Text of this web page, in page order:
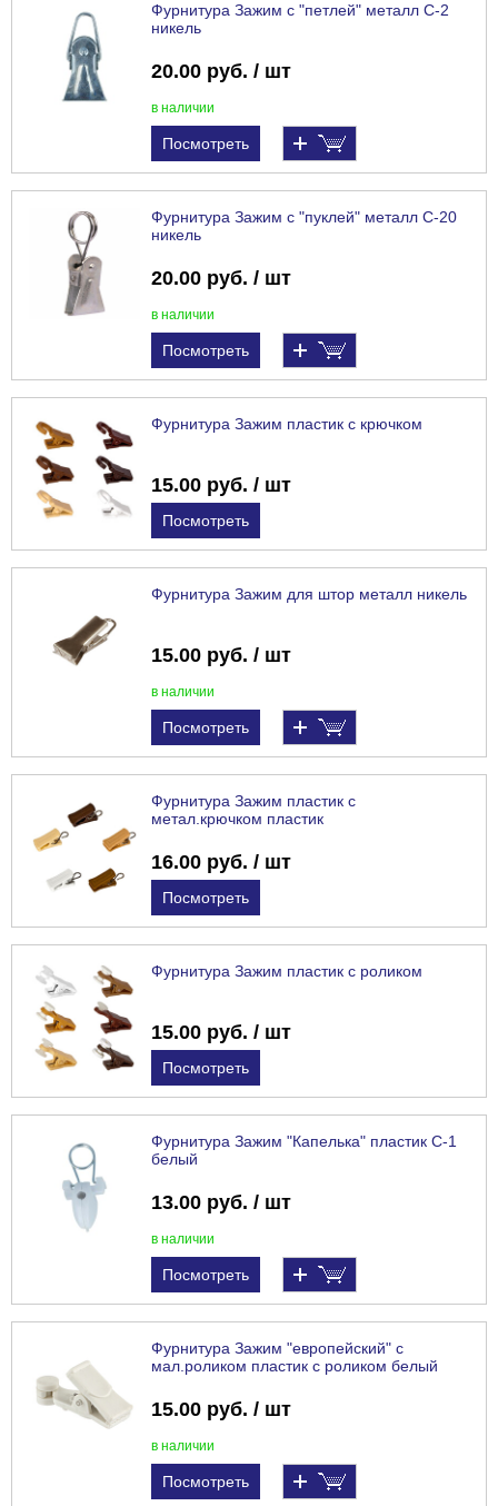
Фурнитура Зажим с "петлей" металл С-2
никель
20.00 руб. / шт
в наличии
Посмотреть
Фурнитура Зажим с "пуклей" металл С-20
никель
20.00 руб. / шт
в наличии
Посмотреть
Фурнитура Зажим пластик с крючком
15.00 руб. / шт
Посмотреть
Фурнитура Зажим для штор металл никель
15.00 руб. / шт
в наличии
Посмотреть
Фурнитура Зажим пластик с
метал.крючком пластик
16.00 руб. / шт
Посмотреть
Фурнитура Зажим пластик с роликом
15.00 руб. / шт
Посмотреть
Фурнитура Зажим "Капелька" пластик С-1
белый
13.00 руб. / шт
в наличии
Посмотреть
Фурнитура Зажим "европейский" с
мал.роликом пластик с роликом белый
15.00 руб. / шт
в наличии
Посмотреть